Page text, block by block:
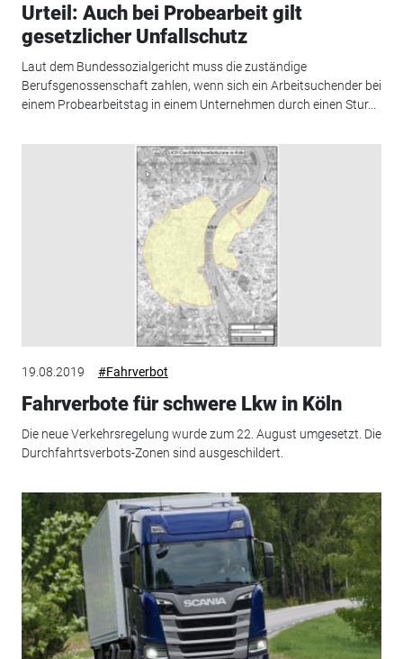
Urteil: Auch bei Probearbeit gilt
gesetzlicher Unfallschutz
Laut dem Bundessozialgericht muss die zuständige
Berufsgenossenschaft zahlen, wenn sich ein Arbeitsuchender bei
einem Probearbeitstag in einem Unternehmen durch einen Stur...
19.08.2019 #Fahrverbot
Fahrverbote für schwere Lkw in Köln
Die neue Verkehrsregelung wurde zum 22. August umgesetzt. Die
Durchfahrtsverbots-Zonen sind ausgeschildert.